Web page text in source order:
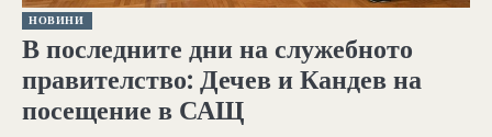
НОВИНИ
В последните дни на служебното
правителство: Дечев и Кандев на
посещение в САЩ